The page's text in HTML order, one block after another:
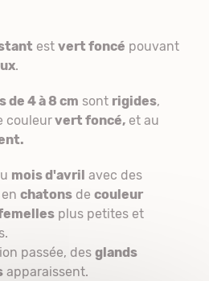
est vert foncé pouvant
.
de 4 à 8 cm sont rigides,
couleurvert foncé, et au
mois d'avril avec des
chatonsde couleur
plus petites et
passée, des glands
apparaissent.